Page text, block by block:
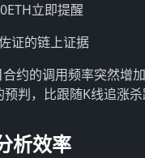
立即提醒
证的链上证据
约的调用频率突然增
判，比跟随K线追涨杀
析效率